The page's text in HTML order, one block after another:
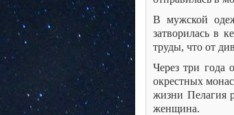
В мужской
затворилась в
труды, что от
Через три года
окрестных
жизни Пелагия
женщина.